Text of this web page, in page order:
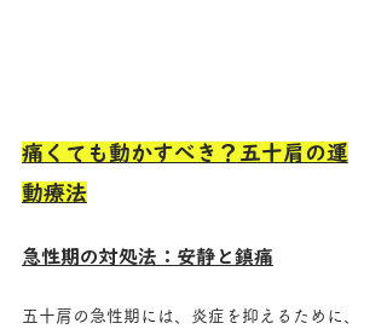
痛くても動かすべき？五十肩の運
動療法
急性期の対処法：安静と鎮痛
五十肩の急性期には、炎症を抑えるために、